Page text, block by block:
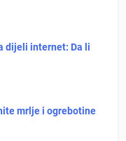
dijeli internet: Da li
mrlje i ogrebotine